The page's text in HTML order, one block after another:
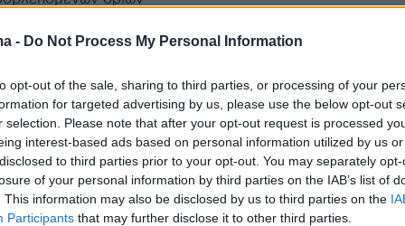
- Do Not Process My Personal Information
opt-out of the sale, sharing to third parties, or processing of your
for targeted advertising by us, please use the below opt-out
selection. Please note that after your opt-out request is processed
interest-based ads based on personal information utilized by us
to third parties prior to your opt-out. You may separately
of your personal information by third parties on the IAB’s list of
This information may also be disclosed by us to third parties on the
Participants that may further disclose it to other third parties.
υγειονομικοί έλεγχοι σε
και κυλικεία λίγο πριν την
της σχολικής χρονιάς
που πρέπει να τηρούνται - Οδηγίες για την
των χώρων εστίασης των εκπαιδευτικών